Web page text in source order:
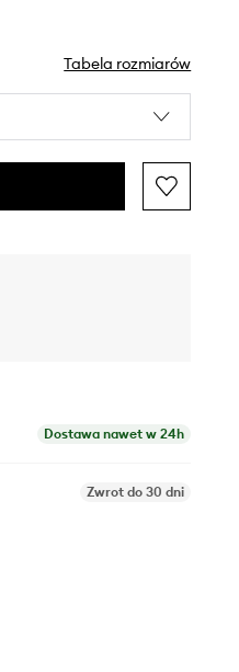
Tabela rozmiarów
Dostawa nawet w 24h
Zwrot do 30 dni